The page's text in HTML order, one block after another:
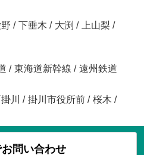
/ 下垂木 / 大渕 / 上山梨 /
/ 東海道新幹線 / 遠州鉄道
川 / 掛川市役所前 / 桜木 /
問い合わせ